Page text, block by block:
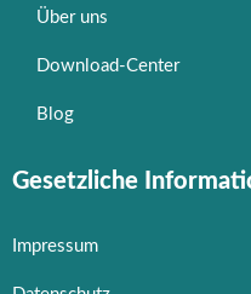
Über uns
Download-Center
Blog
Gesetzliche
Impressum